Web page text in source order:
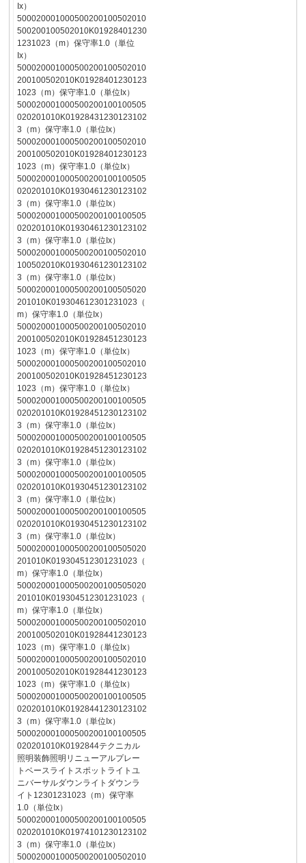
Ix）
500020001000500200100502010
500200100502010K01928401230
1231023（m）保守率1.0（単位
Ix）
500020001000500200100502010
200100502010K01928401230123
1023（m）保守率1.0（単位Ix）
500020001000500200100100505
020201010K01928431230123102
3（m）保守率1.0（単位Ix）
500020001000500200100502010
200100502010K01928401230123
1023（m）保守率1.0（単位Ix）
500020001000500200100100505
020201010K01930461230123102
3（m）保守率1.0（単位Ix）
500020001000500200100100505
020201010K01930461230123102
3（m）保守率1.0（単位Ix）
500020001000500200100502010
100502010K01930461230123102
3（m）保守率1.0（単位Ix）
500020001000500200100505020
201010K019304612301231023（
m）保守率1.0（単位Ix）
500020001000500200100502010
200100502010K01928451230123
1023（m）保守率1.0（単位Ix）
500020001000500200100502010
200100502010K01928451230123
1023（m）保守率1.0（単位Ix）
500020001000500200100100505
020201010K01928451230123102
3（m）保守率1.0（単位Ix）
500020001000500200100100505
020201010K01928451230123102
3（m）保守率1.0（単位Ix）
500020001000500200100100505
020201010K01930451230123102
3（m）保守率1.0（単位Ix）
500020001000500200100100505
020201010K01930451230123102
3（m）保守率1.0（単位Ix）
500020001000500200100505020
201010K019304512301231023（
m）保守率1.0（単位Ix）
500020001000500200100505020
201010K019304512301231023（
m）保守率1.0（単位Ix）
500020001000500200100502010
200100502010K01928441230123
1023（m）保守率1.0（単位Ix）
500020001000500200100502010
200100502010K01928441230123
1023（m）保守率1.0（単位Ix）
500020001000500200100100505
020201010K01928441230123102
3（m）保守率1.0（単位Ix）
500020001000500200100100505
020201010K0192844テクニカル
照明装飾照明リニューアルプレー
トベースライトスポットライトユ
ニバーサルダウンライトダウンラ
イト12301231023（m）保守率
1.0（単位Ix）
500020001000500200100100505
020201010K01974101230123102
3（m）保守率1.0（単位Ix）
500020001000500200100502010